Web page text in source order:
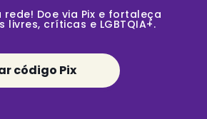
rede! Doe via Pix e fortaleça
livres, críticas e LGBTQIA+.
código Pix